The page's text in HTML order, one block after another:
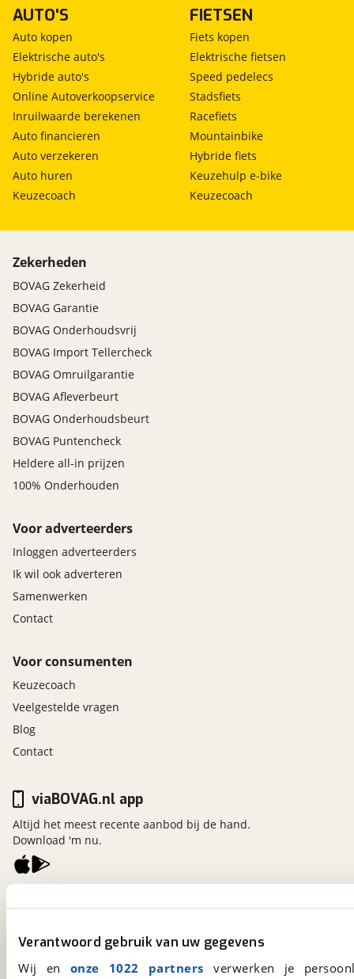
Verantwoord gebruik van uw gegevens
Wij en onze 1022 partners verwerken je
AUTO'S
Auto kopen
Elektrische auto's
Hybride auto's
Online Autoverkoopservice
Inruilwaarde berekenen
Auto financieren
Auto verzekeren
Auto huren
Keuzecoach
FIETSEN
Fiets kopen
Elektrische fietsen
Speed pedelecs
Stadsfiets
Racefiets
Mountainbike
Hybride fiets
Keuzehulp e-bike
Keuzecoach
Zekerheden
BOVAG Zekerheid
BOVAG Garantie
BOVAG Onderhoudsvrij
BOVAG Import Tellercheck
BOVAG Omruilgarantie
BOVAG Afleverbeurt
BOVAG Onderhoudsbeurt
BOVAG Puntencheck
Heldere all-in prijzen
100% Onderhouden
Voor adverteerders
Inloggen adverteerders
Ik wil ook adverteren
Samenwerken
Contact
Voor consumenten
Keuzecoach
Veelgestelde vragen
Blog
Contact
3981 AJ
Bunnik
BOVAG
viaBOVAG.nl app
Altijd het meest recente aanbod bij de hand.
Download 'm nu.